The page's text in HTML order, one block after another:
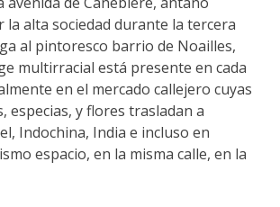
alta sociedad durante la tercera
al pintoresco barrio de Noailles,
multirracial está presente en cada
en el mercado callejero cuyas
especias, y flores trasladan a
Indochina, India e incluso en
espacio, en la misma calle, en la